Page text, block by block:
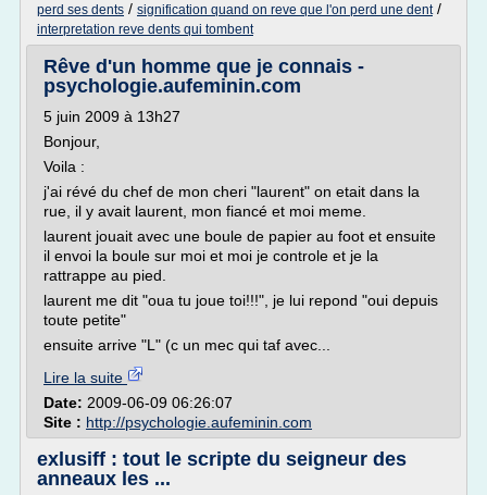
perd ses dents / signification quand on reve que l'on perd une dent/
interpretation reve dents qui tombent
Rêve d'un homme que je connais -
psychologie.aufeminin.com
5 juin 2009 à 13h27
Bonjour,
Voila :
j'ai révé du chef de mon cheri "laurent" on etait dans la
rue, il y avait laurent, mon fiancé et moi meme.
laurent jouait avec une boule de papier au foot et ensuite
il envoi la boule sur moi et moi je controle et je la
rattrappe au pied.
laurent me dit "oua tu joue toi!!!", je lui repond "oui depuis
toute petite"
ensuite arrive "L" (c un mec qui taf avec...
Lire la suite
Date: 2009-06-09 06:26:07
Site : http://psychologie.aufeminin.com
exlusiff : tout le scripte du seigneur des
anneaux les ...